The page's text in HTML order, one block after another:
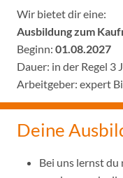
Wir bietet dir eine:
Ausbildung zum
Beginn: 01.08.2027
Dauer: in der Regel 3
Arbeitgeber: expert
Deine
Bei uns lernst